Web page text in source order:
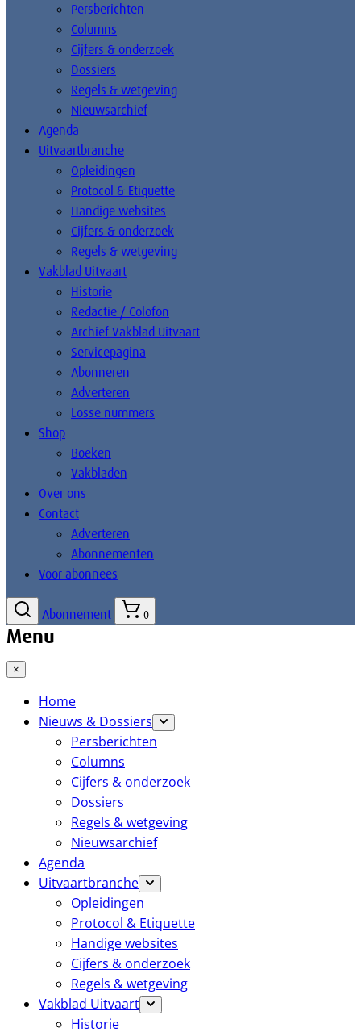
Persberichten
Columns
Cijfers & onderzoek
Dossiers
Regels & wetgeving
Nieuwsarchief
Agenda
Uitvaartbranche
Opleidingen
Protocol & Etiquette
Handige websites
Cijfers & onderzoek
Regels & wetgeving
Vakblad Uitvaart
Historie
Redactie / Colofon
Archief Vakblad Uitvaart
Servicepagina
Abonneren
Adverteren
Losse nummers
Shop
Boeken
Vakbladen
Over ons
Contact
Adverteren
Abonnementen
Voor abonnees
Abonnement 0
Menu
×
Home
Nieuws & Dossiers
Persberichten
Columns
Cijfers & onderzoek
Dossiers
Regels & wetgeving
Nieuwsarchief
Agenda
Uitvaartbranche
Opleidingen
Protocol & Etiquette
Handige websites
Cijfers & onderzoek
Regels & wetgeving
Vakblad Uitvaart
Historie